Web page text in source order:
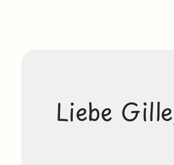
Liebe